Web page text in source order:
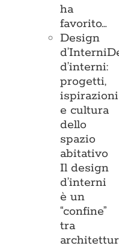
ha
favorito…
Design
d’Interni
d’interni:
progetti,
ispirazioni
e cultura
dello
spazio
abitativo
Il design
d’interni
è un
“confine”
tra